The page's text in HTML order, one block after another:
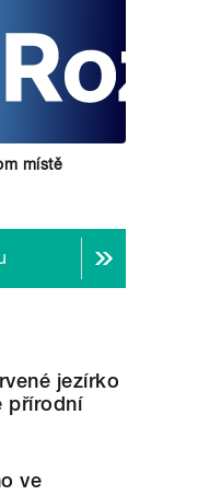
místě
jezírko
přírodní
ve